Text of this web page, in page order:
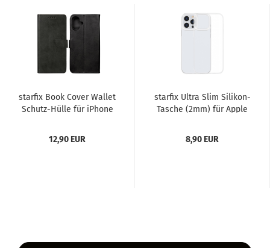
star­fix Book Cover Wal­let
Schutz-​​Hülle für iPho­ne
12,90 EUR
star­fix Ultra Slim Silikon-​​
Ta­sche (2mm) für Apple
8,90 EUR